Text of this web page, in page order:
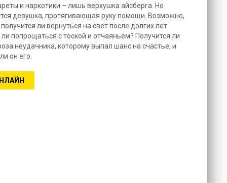
и наркотики – лишь верхушка айсберга. Но
девушка, протягивающая руку помощи. Возможно,
ли вернуться на свет после долгих лет
попрощаться с тоской и отчаяньем? Получится ли
неудачника, которому выпал шанс на счастье, и
он его.